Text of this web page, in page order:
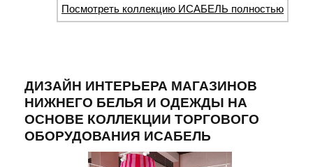
Посмотреть коллекцию ИСАБЕЛЬ полностью
ДИЗАЙН ИНТЕРЬЕРА МАГАЗИНОВ
НИЖНЕГО БЕЛЬЯ И ОДЕЖДЫ НА
ОСНОВЕ КОЛЛЕКЦИИ ТОРГОВОГО
ОБОРУДОВАНИЯ ИСАБЕЛЬ